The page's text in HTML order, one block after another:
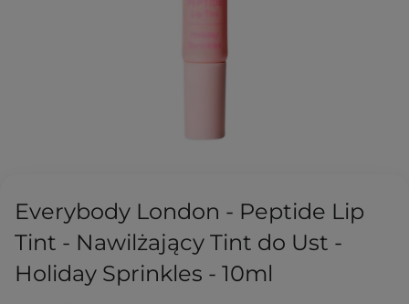
Everybody London - Peptide Lip
Tint - Nawilżający Tint do Ust -
Holiday Sprinkles - 10ml